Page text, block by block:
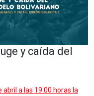
y caída del
abril a las 19:00 horas la